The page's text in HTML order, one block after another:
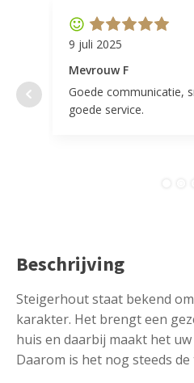
9 juli 2025
Mevrouw F
Goede communicatie,
goede service.
Beschrijving
Steigerhout staat bekend
karakter. Het brengt een
huis en daarbij maakt het
Daarom is het nog steeds